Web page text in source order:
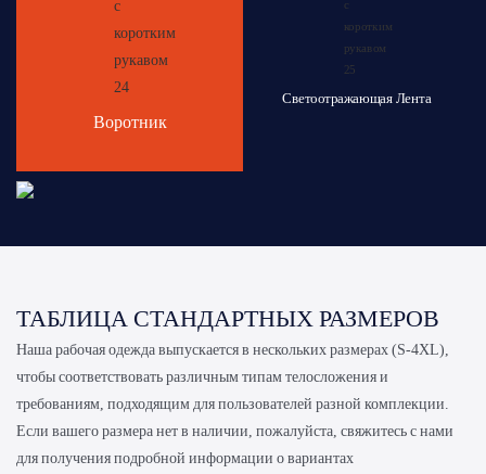
Воротник
Светоотражающая Лента
ТАБЛИЦА СТАНДАРТНЫХ РАЗМЕРОВ
Наша рабочая одежда выпускается в нескольких размерах (S-4XL),
чтобы соответствовать различным типам телосложения и
требованиям, подходящим для пользователей разной комплекции.
Если вашего размера нет в наличии, пожалуйста, свяжитесь с нами
для получения подробной информации о вариантах